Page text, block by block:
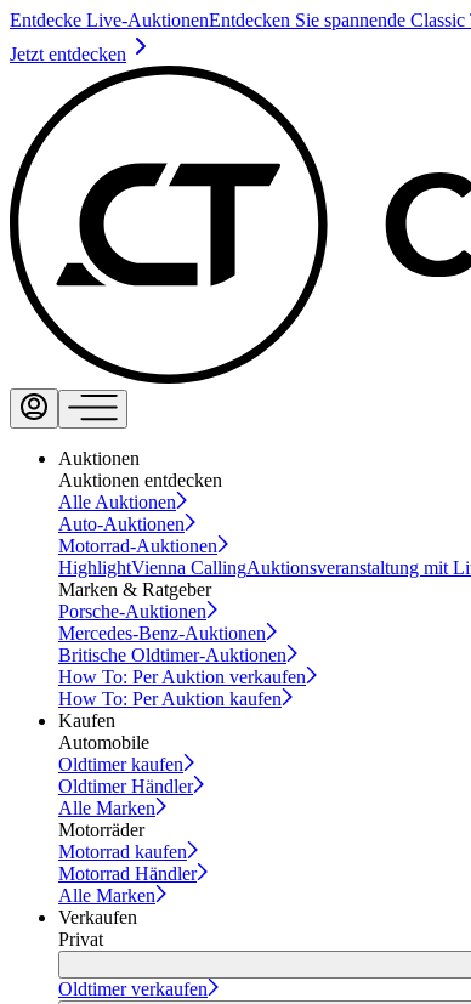
Entdecke Live-AuktionenEntdecken Sie spannende
Jetzt entdecken
Auktionen
Auktionen entdecken
Alle Auktionen
Auto-Auktionen
Motorrad-Auktionen
HighlightVienna CallingAuktionsveranstaltung mit
Marken & Ratgeber
Porsche-Auktionen
Mercedes-Benz-Auktionen
Britische Oldtimer-Auktionen
How To: Per Auktion verkaufen
How To: Per Auktion kaufen
Kaufen
Automobile
Oldtimer kaufen
Oldtimer Händler
Alle Marken
Motorräder
Motorrad kaufen
Motorrad Händler
Alle Marken
Verkaufen
Privat
Oldtimer verkaufen